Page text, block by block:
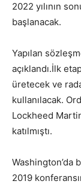
2022 yılının
başlanacak.
Yapılan
açıklandı.İlk
üretecek ve
kullanılacak.
Lockheed
katılmıştı.
Washington’da
2019